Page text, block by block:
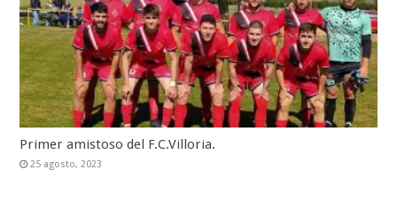
Primer amistoso del F.C.Villoria.
25 agosto, 2023